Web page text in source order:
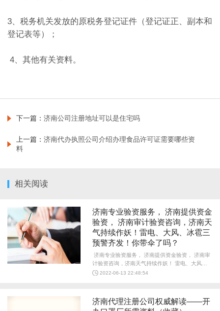
3、税务机关发放的原税务登记证件（登记证正、副本和
登记表等）；
4、其他有关资料。
下一篇： 济南公司注册地址可以是住宅吗
上一篇： 济南代办执照公司介绍办理食品许可证需要哪些资
料
相关阅读
济南专业验资服务， 济南提供资金
验资， 济南审计验资咨询，济南天
气持续作妖！雷电、大风、冰雹三
预警齐发！你带伞了吗？
济南专业验资服务， 济南提供资金验资， 济南审
计验资咨询，济南天气持续作妖！ 雷电、大风、
冰雹三预警齐发！你带伞了吗？ 天空一声巨响
2022-06-13 22:48:54
济南代理注册公司权威解读——开